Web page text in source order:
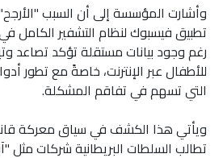
وأشارت المؤسسة إلى أن السبب
رغم وجود بيانات مستقلة تؤكد تصاعد
للأطفال عبر الإنترنت، خاصةً مع تطور
التي تسهم في تفاقم المشكلة.
ويأتي هذا الكشف في سياق معركة
تطالب السلطات البريطانية شركات مثل